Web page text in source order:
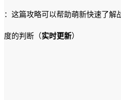
：这篇攻略可以帮助萌新快速了解
度的判断（实时更新）